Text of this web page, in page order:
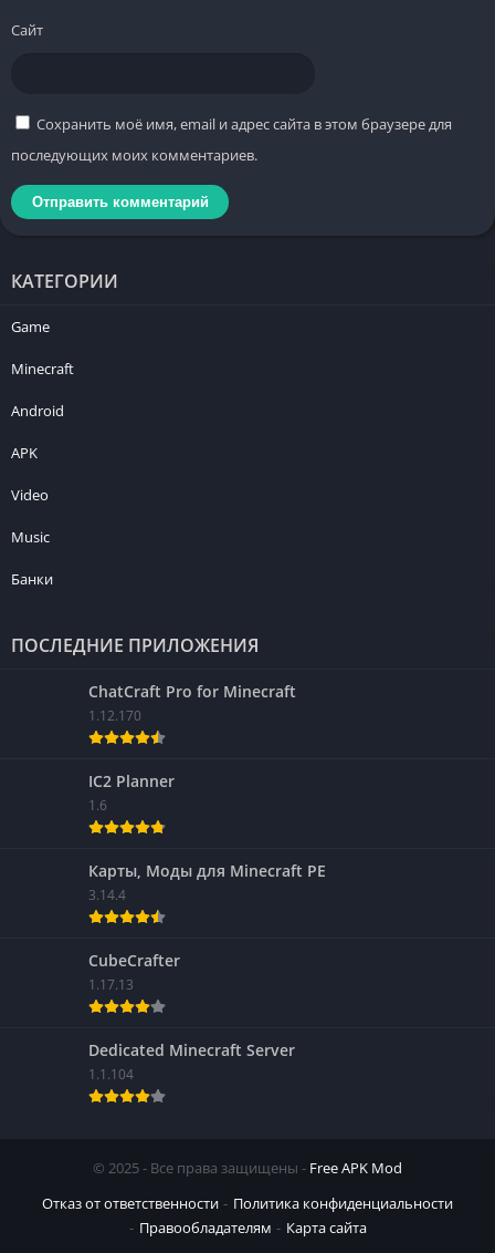
Сайт
Сохранить моё имя, email и адрес сайта в этом браузере для
последующих моих комментариев.
КАТЕГОРИИ
Game
Minecraft
Android
APK
Video
Music
Банки
ПОСЛЕДНИЕ ПРИЛОЖЕНИЯ
ChatCraft Pro for Minecraft
1.12.170
IC2 Planner
1.6
Карты, Моды для Minecraft PE
3.14.4
CubeCrafter
1.17.13
Dedicated Minecraft Server
1.1.104
© 2025 - Все права защищены - Free APK Mod
Отказ от ответственности
Политика конфиденциальности
Правообладателям
Карта сайта